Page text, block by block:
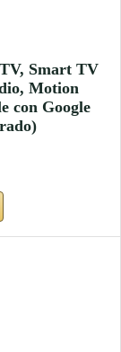
Smart TV
Motion
con Google